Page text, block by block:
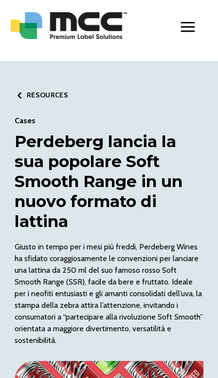
RESOURCES
Cases
Perdeberg lancia la
sua popolare Soft
Smooth Range in un
nuovo formato di
lattina
Giusto in tempo per i mesi più freddi, Perdeberg Wines
ha sfidato coraggiosamente le convenzioni per lanciare
una lattina da 250 ml del suo famoso rosso Soft
Smooth Range (SSR), facile da bere e fruttato. Ideale
per i neofiti entusiasti e gli amanti consolidati dell’uva, la
stampa della zebra attira l’attenzione, invitando i
consumatori a “partecipare alla rivoluzione Soft Smooth”
orientata a maggiore divertimento, versatilità e
sostenibilità.